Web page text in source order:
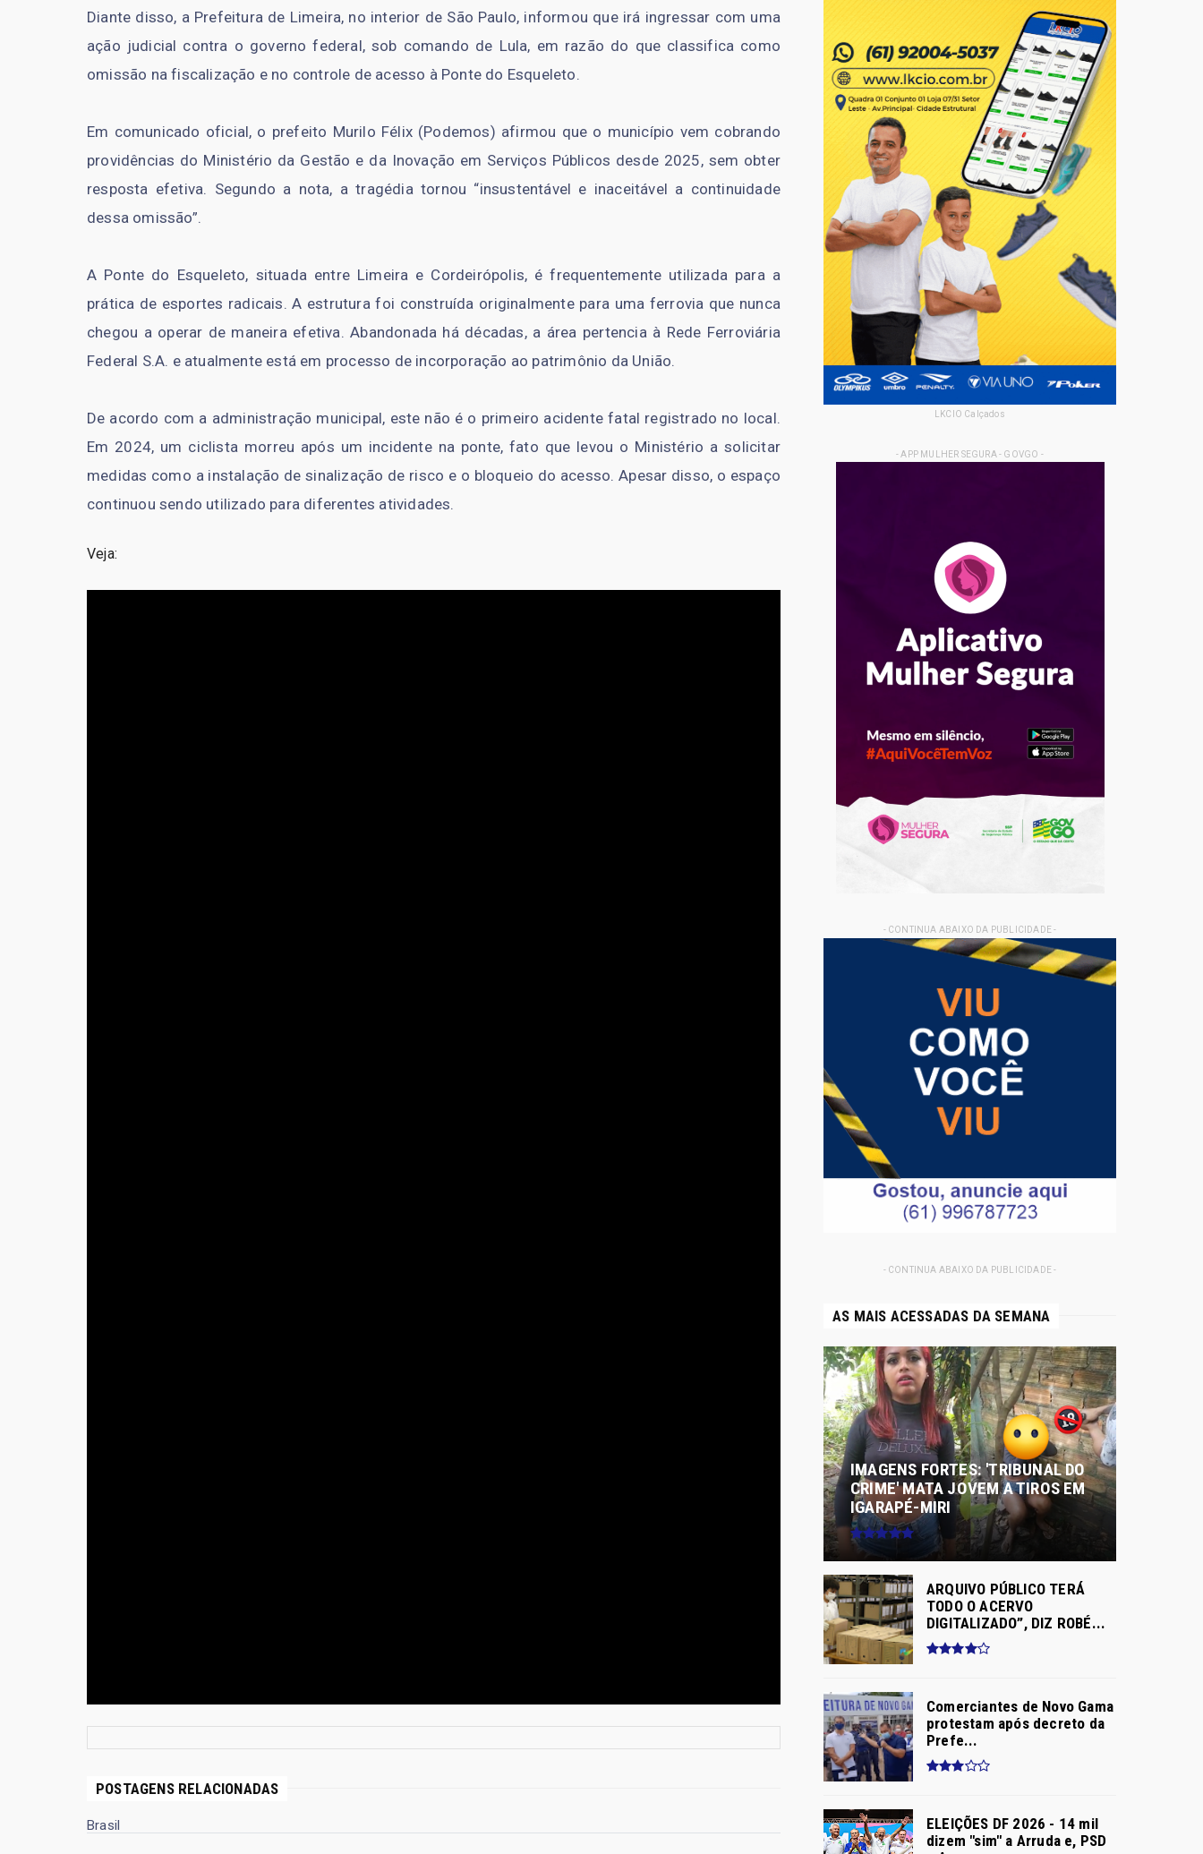
Diante disso, a Prefeitura de Limeira, no interior de São Paulo, informou que irá ingressar com uma
ação judicial contra o governo federal, sob comando de Lula, em razão do que classifica como
omissão na fiscalização e no controle de acesso à Ponte do Esqueleto.
Em comunicado oficial, o prefeito Murilo Félix (Podemos) afirmou que o município vem cobrando
providências do Ministério da Gestão e da Inovação em Serviços Públicos desde 2025, sem obter
resposta efetiva. Segundo a nota, a tragédia tornou “insustentável e inaceitável a continuidade
dessa omissão”.
A Ponte do Esqueleto, situada entre Limeira e Cordeirópolis, é frequentemente utilizada para a
prática de esportes radicais. A estrutura foi construída originalmente para uma ferrovia que nunca
chegou a operar de maneira efetiva. Abandonada há décadas, a área pertencia à Rede Ferroviária
Federal S.A. e atualmente está em processo de incorporação ao patrimônio da União.
De acordo com a administração municipal, este não é o primeiro acidente fatal registrado no local.
Em 2024, um ciclista morreu após um incidente na ponte, fato que levou o Ministério a solicitar
medidas como a instalação de sinalização de risco e o bloqueio do acesso. Apesar disso, o espaço
continuou sendo utilizado para diferentes atividades.
Veja:
POSTAGENS RELACIONADAS
Brasil
LKCIO Calçados
- APP MULHER SEGURA - GOVGO -
- CONTINUA ABAIXO DA PUBLICIDADE -
- CONTINUA ABAIXO DA PUBLICIDADE -
AS MAIS ACESSADAS DA SEMANA
IMAGENS FORTES: 'TRIBUNAL DO
CRIME' MATA JOVEM A TIROS EM
IGARAPÉ-MIRI
ARQUIVO PÚBLICO TERÁ
TODO O ACERVO
DIGITALIZADO”, DIZ ROBÉ...
Comerciantes de Novo Gama
protestam após decreto da
Prefe...
ELEIÇÕES DF 2026 - 14 mil
dizem "sim" a Arruda e, PSD